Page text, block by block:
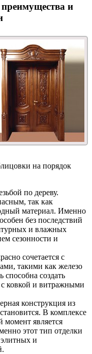
и
на порядок
по дереву.
так как
материал. Именно
без последствий
и влажных
сезонности и
сочетается с
такими как железо
способна создать
ковкой и витражными
конструкция из
В комплексе
является
этот тип отделки
и